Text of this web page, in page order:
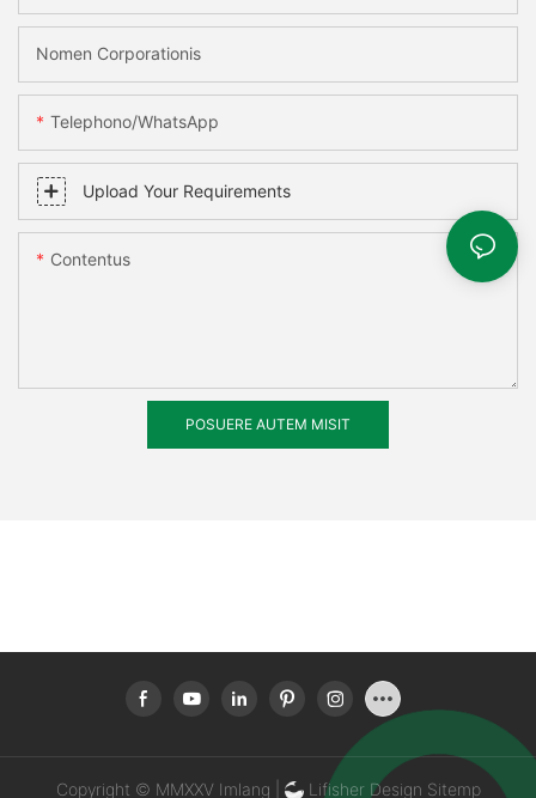
Nomen Corporationis
Telephono/WhatsApp
Upload Your Requirements
Contentus
POSUERE AUTEM MISIT
Copyright © MMXXV Imlang | Lifisher Design Sitemp